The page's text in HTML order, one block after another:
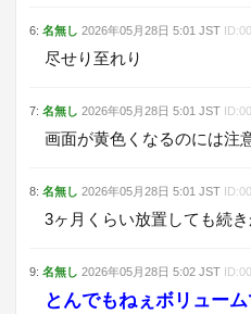
6: 名無し 2026年05月28日 5:01 JST ID:
尽せり至れり
7: 名無し 2026年05月28日 5:01 JST ID:
画面が黄色くなるのには注
8: 名無し 2026年05月28日 5:01 JST ID:
3ヶ月くらい放置しても続
9: 名無し 2026年05月28日 5:02 JST ID:
とんでもねぇボリュー